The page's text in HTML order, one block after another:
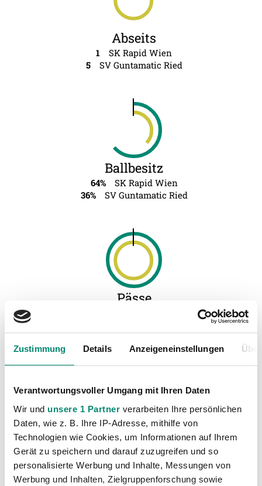
Zustimmung Details Anzeigeneinstellungen
Verantwortungsvoller Umgang mit Ihren Daten
Wir und unsere 1 Partner verarbeiten Ihre persönlichen
Daten, wie z. B. Ihre IP-Adresse, mithilfe von
Technologien wie Cookies, um Informationen auf Ihrem
Gerät zu speichern und darauf zuzugreifen und so
personalisierte Werbung und Inhalte, Messungen von
Werbung und Inhalten, Zielgruppenforschung sowie
Abseits
1
SK Rapid Wien
5
SV Guntamatic Ried
Ballbesitz
64%
SK Rapid Wien
36%
SV Guntamatic Ried
Pässe
Flanken
9
SK Rapid Wien
10
SV Guntamatic Ried